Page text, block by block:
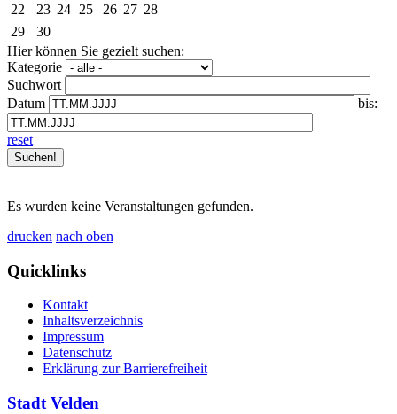
22
23 24 25 26 27 28
29
30
Hier können Sie gezielt suchen:
Kategorie
Suchwort
Datum
bis:
reset
Es wurden keine Veranstaltungen gefunden.
drucken nach oben
Quicklinks
Kontakt
Inhaltsverzeichnis
Impressum
Datenschutz
Erklärung zur Barrierefreiheit
Stadt Velden